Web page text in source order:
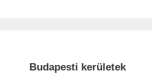
Budapesti kerületek